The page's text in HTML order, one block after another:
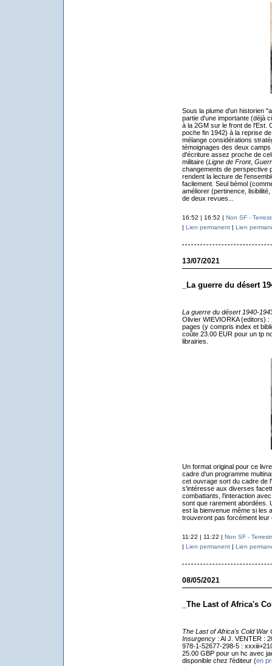
Sous la plume d'un historien
partie d'une importante (déjà
à la 2GM sur le front de l'Est.
poche fin 1942) à la reprise
mélange considérations
témoignages des deux
d'écriture assez proche de
militaire (Ligne de Front,
changements de perspective
rendent la lecture de
facilement. Seul bémol
améliorer (pertinence,
de deux revues...
16:52 | 16:52 | Non SF -
| Lien permanent| Lien
13/07/2021
_La guerre du désert
La guerre du désert 1940-194
Olivier WIEVIORKA (editors)
pages (y compris index et
coûte 23.00 EUR pour un tp
librairies.
Un format original pour ce
cadre d'un programme
cet ouvrage sort du cadre de
s'intéresse aux diverses
combattants, l'interaction
sont que rarement abordées.
est la bienvenue même si les
trouveront pas forcément leur
11:22 | 11:22 | Non SF -
| Lien permanent| Lien
08/05/2021
_The Last of Africa's
The Last of Africa's Cold War
Insurgency: Al J. VENTER :
978-1-52677-298-5 :
25.00 GBP pour un hc avec
disponible chez l'éditeur (en